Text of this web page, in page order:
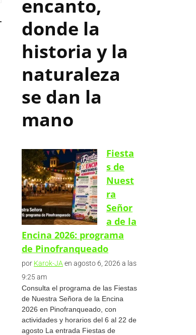
encanto,
donde la
historia y la
naturaleza
se dan la
mano
Fiesta
s de
Nuest
ra
Señor
a de la
Encina 2026: programa
de Pinofranqueado
por Karok-JA en agosto 6, 2026 a las
9:25 am
Consulta el programa de las Fiestas
de Nuestra Señora de la Encina
2026 en Pinofranqueado, con
actividades y horarios del 6 al 22 de
agosto La entrada Fiestas de